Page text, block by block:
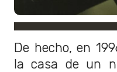
De hecho, en
la casa de un